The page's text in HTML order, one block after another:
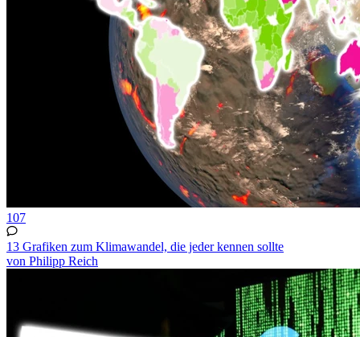
107
13 Grafiken zum Klimawandel, die jeder kennen sollte
von Philipp Reich